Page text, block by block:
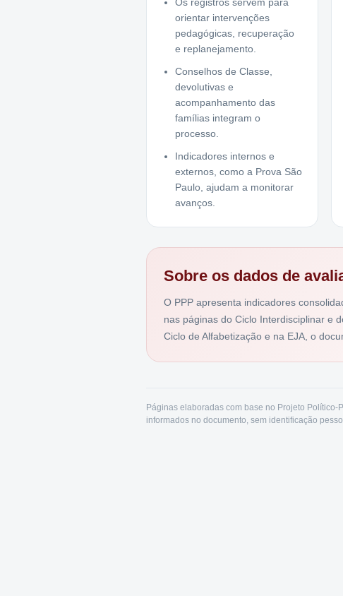
Os registros servem para
orientar intervenções
pedagógicas, recuperação
e replanejamento.
Conselhos de Classe,
devolutivas e
acompanhamento das
famílias integram o
processo.
Indicadores internos e
externos, como a Prova São
Paulo, ajudam a monitorar
avanços.
Sobre os dados de
O PPP apresenta indicadores
nas páginas do Ciclo Interdisciplinar e
Ciclo de Alfabetização e na EJA, o
Páginas elaboradas com base no Projeto
informados no documento, sem identificação